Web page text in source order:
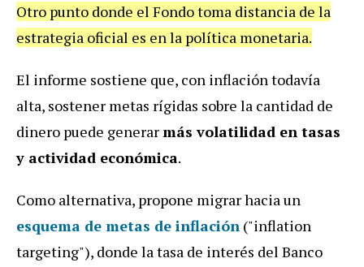
Otro punto donde el Fondo toma distancia de la
estrategia oficial es en la política monetaria.
El informe sostiene que, con inflación todavía
alta, sostener metas rígidas sobre la cantidad de
dinero puede generarmás volatilidad en tasas
y actividad económica.
Como alternativa, propone migrar hacia un
esquema de metas de inflación ("inflation
targeting"), donde la tasa de interés del Banco